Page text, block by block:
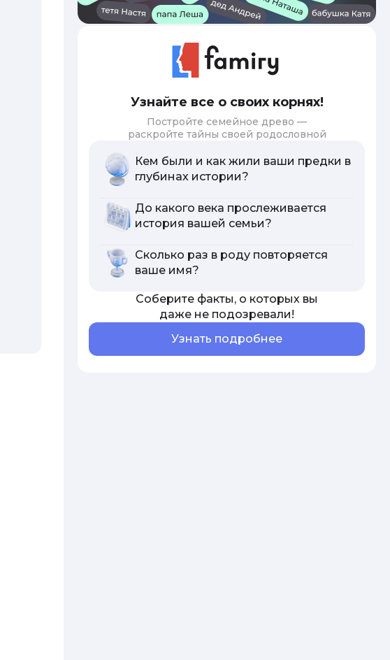
Узнайте все о своих корнях!
Постройте семейное древо —
раскройте тайны своей родословной
Кем были и как жили ваши предки в
глубинах истории?
До какого века прослеживается
история вашей семьи?
Сколько раз в роду повторяется
ваше имя?
Соберите факты, о которых вы
даже не подозревали!
Узнать подробнее